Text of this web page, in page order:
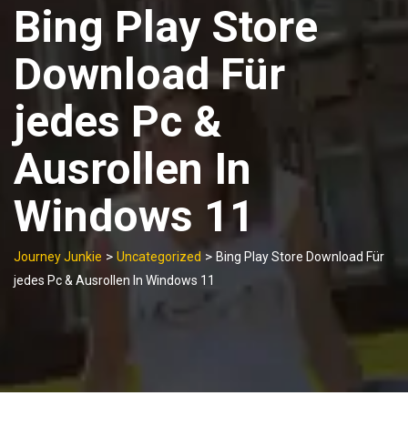
Bing Play Store
Download Für
jedes Pc &
Ausrollen In
Windows 11
Journey Junkie > Uncategorized > Bing Play Store Download Für
jedes Pc & Ausrollen In Windows 11